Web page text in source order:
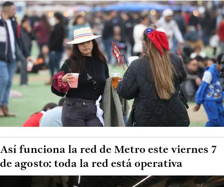
Así funciona la red de Metro este viernes 7
de agosto: toda la red está operativa